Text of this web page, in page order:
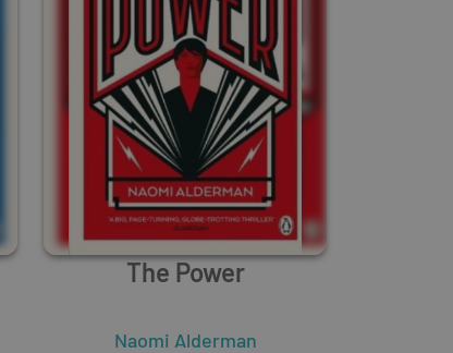
The Power
Naomi Alderman